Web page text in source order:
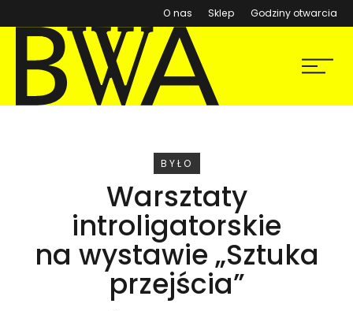
O nas Sklep (otwiera się w nowym
Godziny otwarcia
BWA Wrocław
Galerie Sztuki Współczesnej
Menu
WYDARZENIE
BYŁO
Warsztaty
introligatorskie
na wystawie „Sztuka
przejścia”